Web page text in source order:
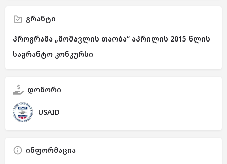
გრანტი
პროგრამა „მომავლის თაობა“ აპრილის 2015 წლის
საგრანტო კონკურსი
დონორი
USAID
ინფორმაცია